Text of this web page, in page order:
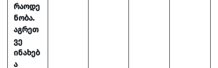
რაოდე
ნობა.
აგრეთ
ვე
ინახებ
ა